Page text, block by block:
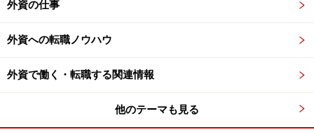
法を描いた上で上司に確認できるといいですね。「私は
こうするといいと思うけれど、どうしますか？」といっ
た聞き方です。
せている企業が増えてきましたね。
外資の仕事
外資への転職ノウハウ
外資で働く・転職する関連情報
他のテーマも見る